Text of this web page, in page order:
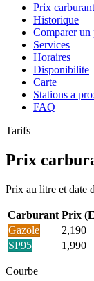
Prix
Historique
Comparer un
Services
Horaires
Disponibilite
Carte
Stations a
FAQ
Tarifs
Prix
Prix au litre et date
Carburant Prix
Gazole
2,190
SP95
1,990
Courbe